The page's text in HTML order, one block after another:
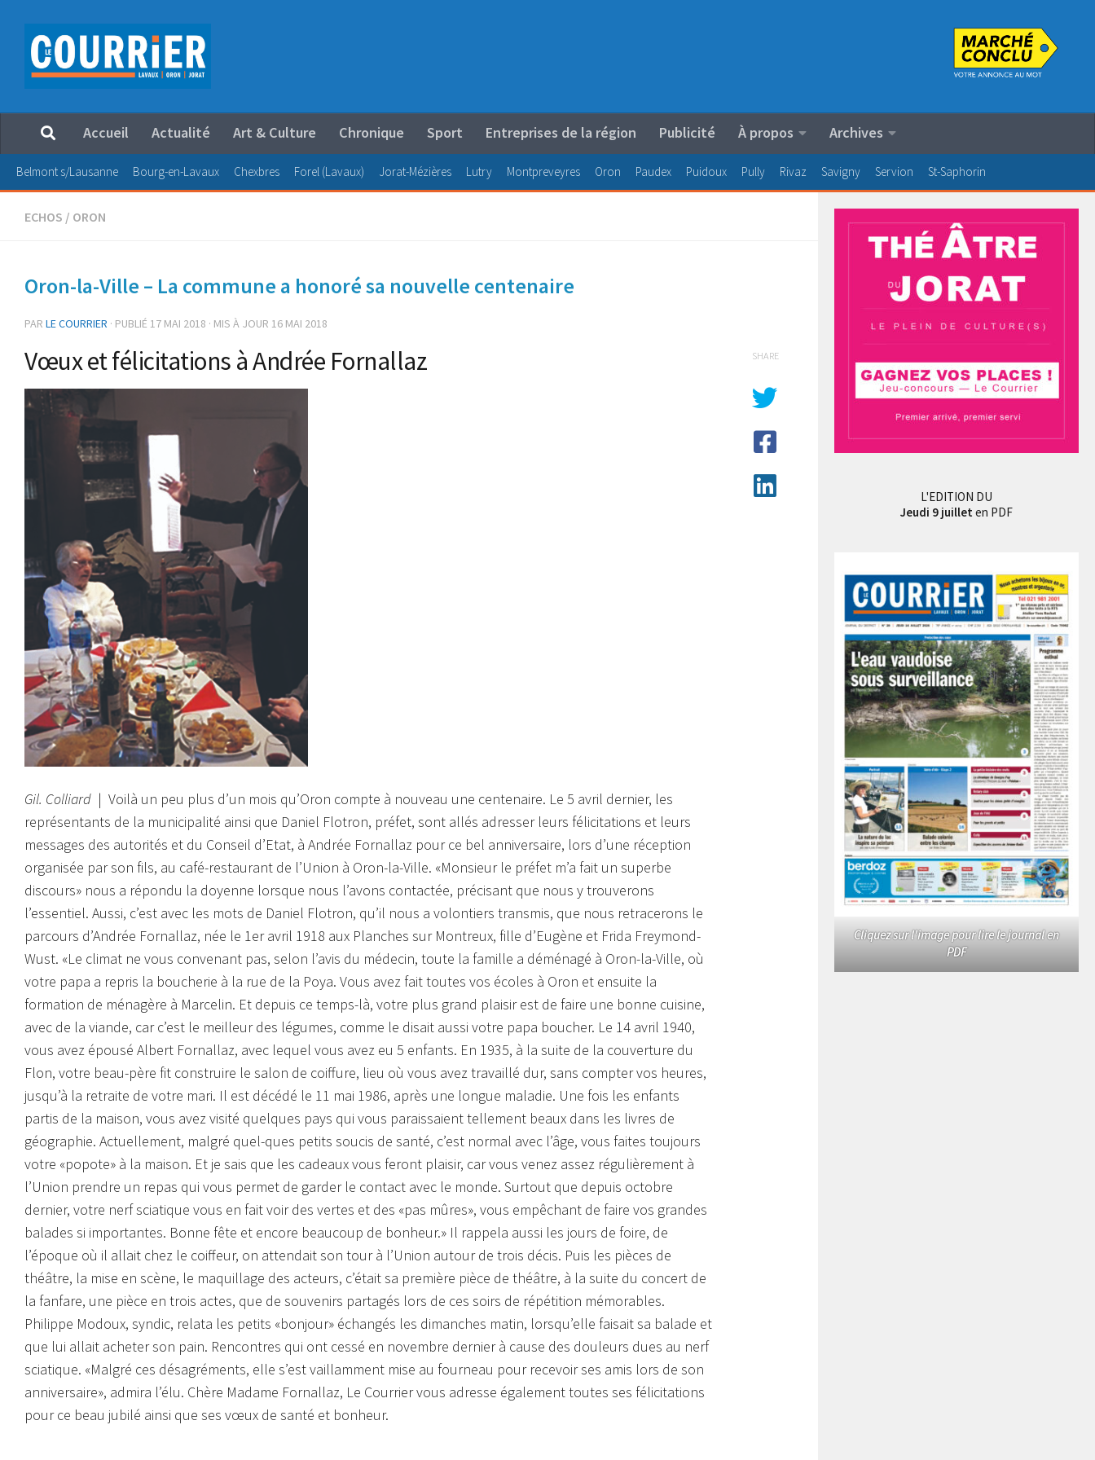
Au dessous du contenu
Accueil Actualité Art & Culture Chronique Sport Entreprises de la région Publicité À propos Archives
Belmont s/Lausanne Bourg-en-Lavaux Chexbres Forel (Lavaux) Jorat-Mézières Lutry Montpreveyres Oron Paudex Puidoux Pully Rivaz Savigny Servion St-Saphorin
ECHOS / ORON
Oron-la-Ville – La commune a honoré sa nouvelle centenaire
PAR LE COURRIER · PUBLIÉ 17 MAI 2018 · MIS À JOUR 16 MAI 2018
Vœux et félicitations à Andrée Fornallaz
Gil. Colliard | Voilà un peu plus d’un mois qu’Oron compte à nouveau une centenaire. Le 5 avril dernier, les
représentants de la municipalité ainsi que Daniel Flotron, préfet, sont allés adresser leurs félicitations et leurs
messages des autorités et du Conseil d’Etat, à Andrée Fornallaz pour ce bel anniversaire, lors d’une réception
organisée par son fils, au café-restaurant de l’Union à Oron-la-Ville. «Monsieur le préfet m’a fait un superbe
discours» nous a répondu la doyenne lorsque nous l’avons contactée, précisant que nous y trouverons
l’essentiel. Aussi, c’est avec les mots de Daniel Flotron, qu’il nous a volontiers transmis, que nous retracerons le
parcours d’Andrée Fornallaz, née le 1er avril 1918 aux Planches sur Montreux, fille d’Eugène et Frida Freymond-
Wust. «Le climat ne vous convenant pas, selon l’avis du médecin, toute la famille a déménagé à Oron-la-Ville, où
votre papa a repris la boucherie à la rue de la Poya. Vous avez fait toutes vos écoles à Oron et ensuite la
formation de ménagère à Marcelin. Et depuis ce temps-là, votre plus grand plaisir est de faire une bonne cuisine,
avec de la viande, car c’est le meilleur des légumes, comme le disait aussi votre papa boucher. Le 14 avril 1940,
vous avez épousé Albert Fornallaz, avec lequel vous avez eu 5 enfants. En 1935, à la suite de la couverture du
Flon, votre beau-père fit construire le salon de coiffure, lieu où vous avez travaillé dur, sans compter vos heures,
jusqu’à la retraite de votre mari. Il est décédé le 11 mai 1986, après une longue maladie. Une fois les enfants
partis de la maison, vous avez visité quelques pays qui vous paraissaient tellement beaux dans les livres de
géographie. Actuellement, malgré quel-ques petits soucis de santé, c’est normal avec l’âge, vous faites toujours
votre «popote» à la maison. Et je sais que les cadeaux vous feront plaisir, car vous venez assez régulièrement à
l’Union prendre un repas qui vous permet de garder le contact avec le monde. Surtout que depuis octobre
dernier, votre nerf sciatique vous en fait voir des vertes et des «pas mûres», vous empêchant de faire vos grandes
balades si importantes. Bonne fête et encore beaucoup de bonheur.» Il rappela aussi les jours de foire, de
l’époque où il allait chez le coiffeur, on attendait son tour à l’Union autour de trois décis. Puis les pièces de
théâtre, la mise en scène, le maquillage des acteurs, c’était sa première pièce de théâtre, à la suite du concert de
la fanfare, une pièce en trois actes, que de souvenirs partagés lors de ces soirs de répétition mémorables.
Philippe Modoux, syndic, relata les petits «bonjour» échangés les dimanches matin, lorsqu’elle faisait sa balade et
que lui allait acheter son pain. Rencontres qui ont cessé en novembre dernier à cause des douleurs dues au nerf
sciatique. «Malgré ces désagréments, elle s’est vaillamment mise au fourneau pour recevoir ses amis lors de son
anniversaire», admira l’élu. Chère Madame Fornallaz, Le Courrier vous adresse également toutes ses félicitations
pour ce beau jubilé ainsi que ses vœux de santé et bonheur.
SHARE
L'EDITION DU
Jeudi 9 juillet en PDF
Cliquez sur l'image pour lire le journal en
PDF